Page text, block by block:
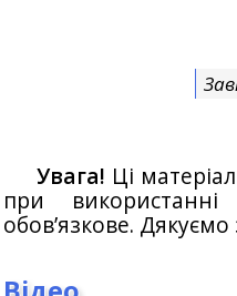
Увага! Ці
при
обов’язкове.